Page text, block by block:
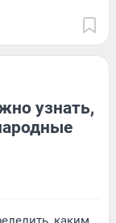
узнать,